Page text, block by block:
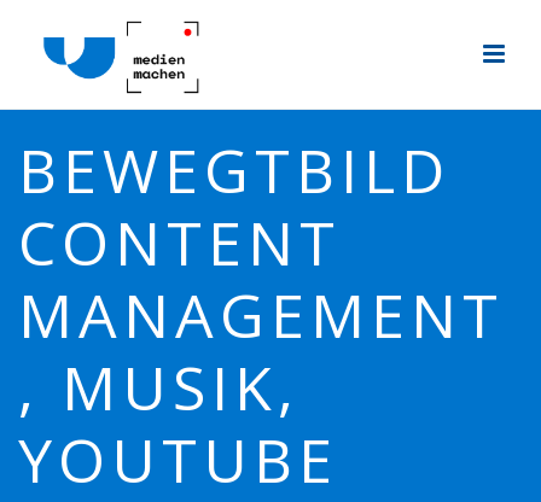
BEWEGTBILD
CONTENT
MANAGEMENT
, MUSIK,
YOUTUBE